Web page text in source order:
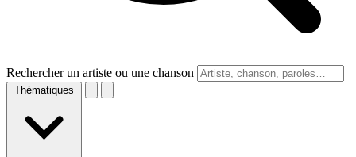
Rechercher un artiste ou une chanson
Thématiques